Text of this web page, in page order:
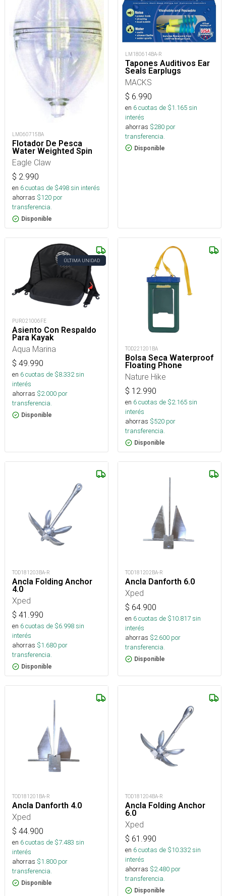
LM060715BA
Flotador De Pesca
Water Weighted Spin
Eagle Claw
$ 2.990
en 6cuotas de $498sin interés
ahorras $120 por
transferencia.
Disponible
LM180614BA-R
Tapones Auditivos Ear
Seals Earplugs
MACKS
$ 6.990
en 6cuotas de $1.165sin
interés
ahorras $280 por
transferencia.
Disponible
ÚLTIMA UNIDAD
PUR021006FE
Asiento Con Respaldo
Para Kayak
Aqua Marina
$ 49.990
en 6cuotas de $8.332sin
interés
ahorras $2.000 por
transferencia.
Disponible
TOD221201BA
Bolsa Seca Waterproof
Floating Phone
Nature Hike
$ 12.990
en 6cuotas de $2.165sin
interés
ahorras $520 por
transferencia.
Disponible
TOD181203BA-R
Ancla Folding Anchor
4.0
Xped
$ 41.990
en 6cuotas de $6.998sin
interés
ahorras $1.680 por
transferencia.
Disponible
TOD181202BA-R
Ancla Danforth 6.0
Xped
$ 64.900
en 6cuotas de $10.817sin
interés
ahorras $2.600 por
transferencia.
Disponible
TOD181201BA-R
Ancla Danforth 4.0
Xped
$ 44.900
en 6cuotas de $7.483 sin
interés
ahorras $1.800 por
transferencia.
Disponible
TOD181204BA-R
Ancla Folding Anchor
6.0
Xped
$ 61.990
en 6cuotas de $10.332sin
interés
ahorras $2.480 por
transferencia.
Disponible